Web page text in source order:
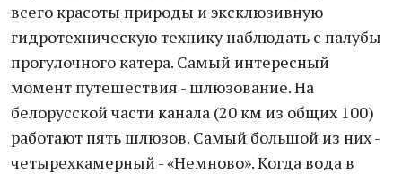
всего красоты природы и эксклюзивную
гидротехническую технику наблюдать с палубы
прогулочного катера. Самый интересный
момент путешествия - шлюзование. На
белорусской части канала (20 км из общих 100)
работают пять шлюзов. Самый большой из них -
четырехкамерный - «Немново». Когда вода в